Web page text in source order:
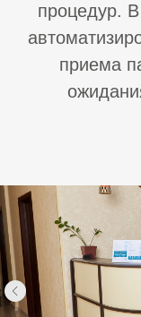
процедур.
приема